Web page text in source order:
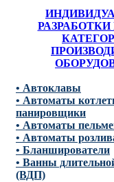
• Автоклавы
• Автоматы
панировщики
• Автоматы
• Автоматы
• Бланширователи
• Ванны
(ВДП)